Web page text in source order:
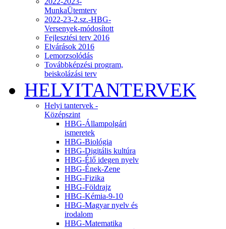
MunkaÜtemterv
2022-23-2.sz.-HBG-
Versenyek-módosított
Fejlesztési terv 2016
Elvárások 2016
Lemorzsolódás
Továbbképzési program,
beiskolázási terv
HELYITANTERVEK
Helyi tantervek -
Középszint
HBG-Állampolgári
ismeretek
HBG-Biológia
HBG-Digitális kultúra
HBG-Élő idegen nyelv
HBG-Ének-Zene
HBG-Fizika
HBG-Földrajz
HBG-Kémia-9-10
HBG-Magyar nyelv és
irodalom
HBG-Matematika